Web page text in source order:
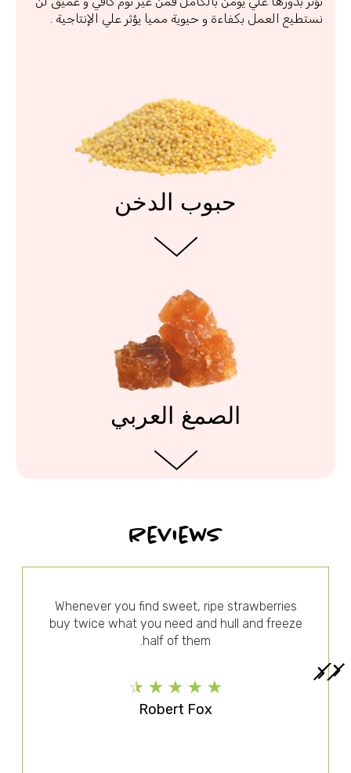
العمل بكفاءة و حيوية مميا يؤثر علي الإنتاجية .
حبوب الدخن
الصمغ العربي
Reviews
Robert Fox
☆
☆
☆
Whenever you find sweet, ripe strawberries
buy twice what you need and hull and
half of them.